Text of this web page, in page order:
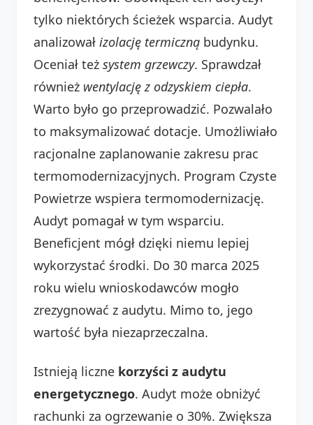
tylko niektórych ścieżek wsparcia. Audyt
analizował izolację termiczną budynku.
Oceniał też system grzewczy. Sprawdzał
również wentylację z odzyskiem ciepła.
Warto było go przeprowadzić. Pozwalało
to maksymalizować dotacje. Umożliwiało
racjonalne zaplanowanie zakresu prac
termomodernizacyjnych. Program Czyste
Powietrze wspiera termomodernizację.
Audyt pomagał w tym wsparciu.
Beneficjent mógł dzięki niemu lepiej
wykorzystać środki. Do 30 marca 2025
roku wielu wnioskodawców mogło
zrezygnować z audytu. Mimo to, jego
wartość była niezaprzeczalna.
Istnieją liczne korzyści z audytu
energetycznego. Audyt może obniżyć
rachunki za ogrzewanie o 30%. Zwiększa